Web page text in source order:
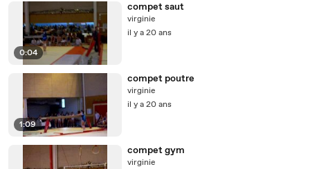
0:04
compet saut
virginie
il y a 20 ans
1:09
compet poutre
virginie
il y a 20 ans
compet gym
virginie